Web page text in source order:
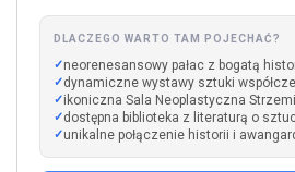
DLACZEGO WARTO TAM POJECHAĆ?
neorenesansowy pałac z bogatą
dynamiczne wystawy sztuki
ikoniczna Sala Neoplastyczna
dostępna biblioteka z literaturą o
unikalne połączenie historii i